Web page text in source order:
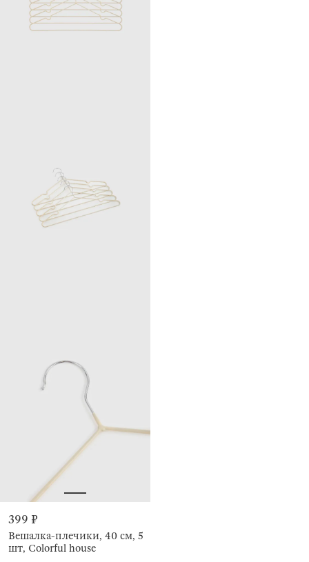
399 ₽
Вешалка-плечики, 40 см, 5
шт, Colorful house